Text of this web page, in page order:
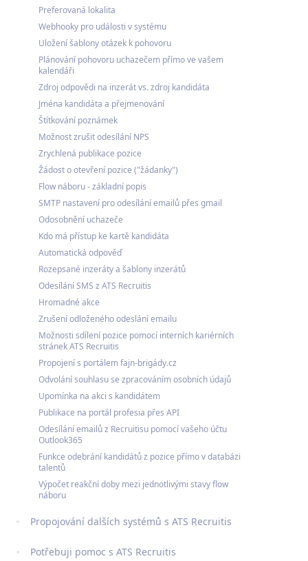
Preferovaná lokalita
Webhooky pro události v systému
Uložení šablony otázek k pohovoru
Plánování pohovoru uchazečem přímo ve vašem
kalendáři
Zdroj odpovědi na inzerát vs. zdroj kandidáta
Jména kandidáta a přejmenování
Štítkování poznámek
Možnost zrušit odesílání NPS
Zrychlená publikace pozice
Žádost o otevření pozice ("žádanky")
Flow náboru - základní popis
SMTP nastavení pro odesílání emailů přes gmail
Odosobnění uchazeče
Kdo má přístup ke kartě kandidáta
Automatická odpověď
Rozepsané inzeráty a šablony inzerátů
Odesílání SMS z ATS Recruitis
Hromadné akce
Zrušení odloženého odeslání emailu
Možnosti sdílení pozice pomocí interních kariérních
stránek ATS Recruitis
Propojení s portálem fajn-brigády.cz
Odvolání souhlasu se zpracováním osobních údajů
Upomínka na akci s kandidátem
Publikace na portál profesia přes API
Odesílání emailů z Recruitisu pomocí vašeho účtu
Outlook365
Funkce odebrání kandidátů z pozice přímo v databázi
talentů
Výpočet reakční doby mezi jednotlivými stavy flow
náboru
Propojování dalších systémů s ATS Recruitis
Potřebuji pomoc s ATS Recruitis